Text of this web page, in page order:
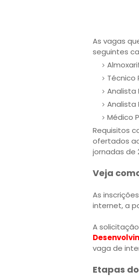
As vagas
seguintes
Técnico
Analista
Analista
Médico
Requisitos
ofertados
jornadas de
Veja
As
internet, a
A
vaga de
Etapas